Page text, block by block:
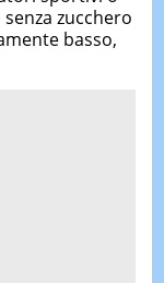
zucchero
basso,